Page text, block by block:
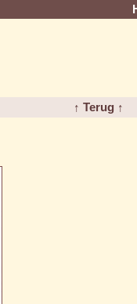
↑ Terug ↑